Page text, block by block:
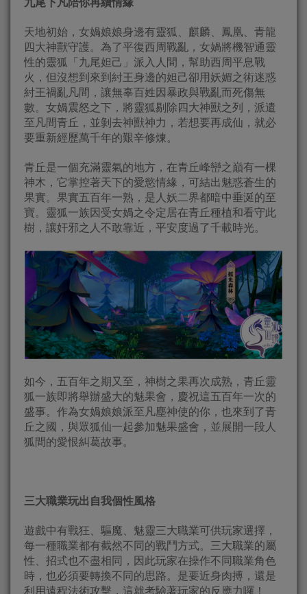
九尾下凡陪你再續情緣
天地初始，女媧娘娘身邊有靈狐、麒麟、鳳凰、青龍
四大神獸守護。為了平復西周戰亂，女媧將機智通靈
性的靈狐「九尾妲己」派入人間，幫助西周平息戰
火，但沒想到來到紂王身邊的妲己卻用妖媚之術迷惑
紂王禍亂凡間，讓無辜百姓因暴政與戰亂而死傷無
數。女媧震怒之下，將靈狐剔除四大神獸之列，派遣
至凡間青丘，並剝去神獸神力，若想要再成仙，就必
要重新經歷萬千年的艱辛修煉。
青丘是一個充滿靈氣的地方，在青丘峰巒之巔有一棵
神木，它掌控著天下的愛慾情緣，可結出魅惑蒼生的
果實。果實五百年一熟，是人妖二界都暗中垂涎的至
寶。靈狐一族因受女媧之令定居在青丘種植和看守此
樹，讓奸邪之人不敢靠近，平安度過了千載時光。
如今，五百年之期又至，神樹之果再次成熟，青丘靈
狐一族即將舉辦盛大的魅果會，慶祝這五百年一次的
盛事。作為女媧娘娘派至凡塵神使的你，也來到了青
丘之國，與眾狐仙一起參加魅果盛會，並展開一段人
狐間的愛恨糾葛故事。
三大職業玩出自我個性風格
遊戲中有戰狂、驅魔、魅靈三大職業可供玩家選擇，
每一種職業都有截然不同的戰鬥方式。三大職業的屬
性、招式也不盡相同，因此玩家在操作不同職業角色
時，也必須要轉換不同的思路。是要近身肉搏，還是
利用遠程法術攻擊，這就考驗著玩家的反應力囉！